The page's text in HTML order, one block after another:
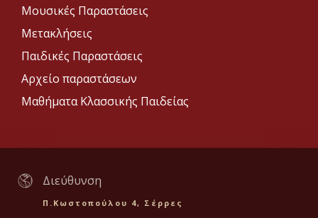
Μουσικές Παραστάσεις
Μετακλήσεις
Παιδικές Παραστάσεις
Αρχείο παραστάσεων
Μαθήματα Κλασσικής Παιδείας
Διεύθυνση
Π.Κωστοπούλου 4, Σέρρες